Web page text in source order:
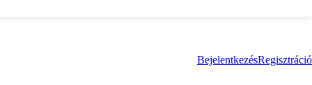
BejelentkezésRegisztráció